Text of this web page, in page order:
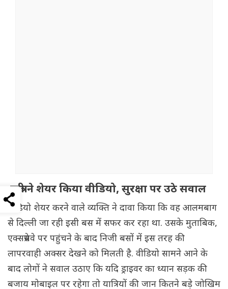
यात्री ने शेयर किया वीडियो, सुरक्षा पर उठे सवाल
वीडियो शेयर करने वाले व्यक्ति ने दावा किया कि वह आलमबाग
से दिल्ली जा रही इसी बस में सफर कर रहा था. उसके मुताबिक,
एक्सप्रेसवे पर पहुंचने के बाद निजी बसों में इस तरह की
लापरवाही अक्सर देखने को मिलती है. वीडियो सामने आने के
बाद लोगों ने सवाल उठाए कि यदि ड्राइवर का ध्यान सड़क की
बजाय मोबाइल पर रहेगा तो यात्रियों की जान कितने बड़े जोखिम